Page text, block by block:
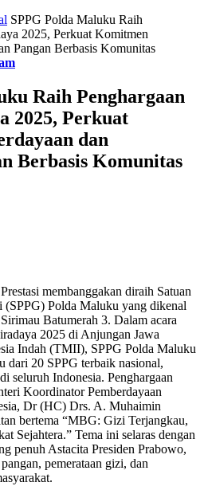
SPPG Polda Maluku Raih
2025, Perkuat Komitmen
Pangan Berbasis Komunitas
Raih Penghargaan
2025, Perkuat
dan
Berbasis Komunitas
membanggakan diraih Satuan
(SPPG) Polda Maluku yang dikenal
Batumerah 3. Dalam acara
2025 di Anjungan Jawa
Indah (TMII), SPPG Polda Maluku
dari 20 SPPG terbaik nasional,
seluruh Indonesia. Penghargaan
Koordinator Pemberdayaan
Dr (HC) Drs. A. Muhaimin
bertema “MBG: Gizi Terjangkau,
Sejahtera.” Tema ini selaras dengan
penuh Astacita Presiden Prabowo,
pemerataan gizi, dan